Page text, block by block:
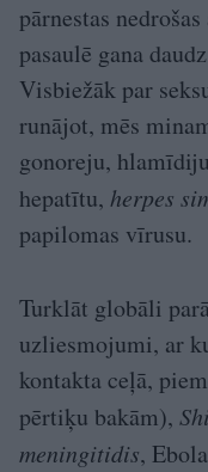
pārnestas
pasaulē gana
Visbiežāk par
runājot, mēs
gonoreju,
hepatītu, herpes
papilomas vīrusu.
Turklāt globāli
uzliesmojumi, ar
kontakta ceļā,
pērtiķu bakām),
meningitidis,